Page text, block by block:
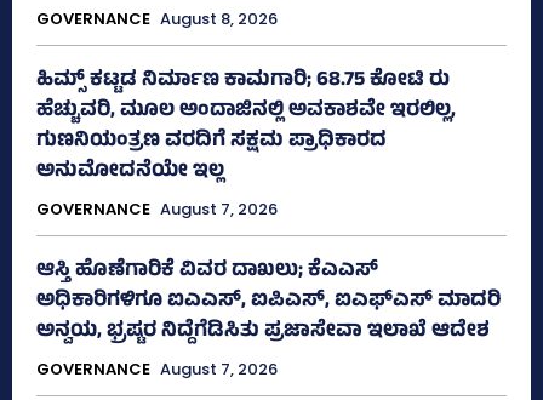
GOVERNANCE August 8, 2026
ಹಿಮ್ಸ್‌ ಕಟ್ಟಡ ನಿರ್ಮಾಣ ಕಾಮಗಾರಿ; 68.75 ಕೋಟಿ ರು
ಹೆಚ್ಚುವರಿ, ಮೂಲ ಅಂದಾಜಿನಲ್ಲಿ ಅವಕಾಶವೇ ಇರಲಿಲ್ಲ,
ಗುಣನಿಯಂತ್ರಣ ವರದಿಗೆ ಸಕ್ಷಮ ಪ್ರಾಧಿಕಾರದ
ಅನುಮೋದನೆಯೇ ಇಲ್ಲ
GOVERNANCE August 7, 2026
ಆಸ್ತಿ ಹೊಣೆಗಾರಿಕೆ ವಿವರ ದಾಖಲು; ಕೆಎಎಸ್
ಅಧಿಕಾರಿಗಳಿಗೂ ಐಎಎಸ್‌, ಐಪಿಎಸ್‌, ಐಎಫ್‌ಎಸ್‌ ಮಾದರಿ
ಅನ್ವಯ, ಭ್ರಷ್ಟರ ನಿದ್ದೆಗೆಡಿಸಿತು ಪ್ರಜಾಸೇವಾ ಇಲಾಖೆ ಆದೇಶ
GOVERNANCE August 7, 2026